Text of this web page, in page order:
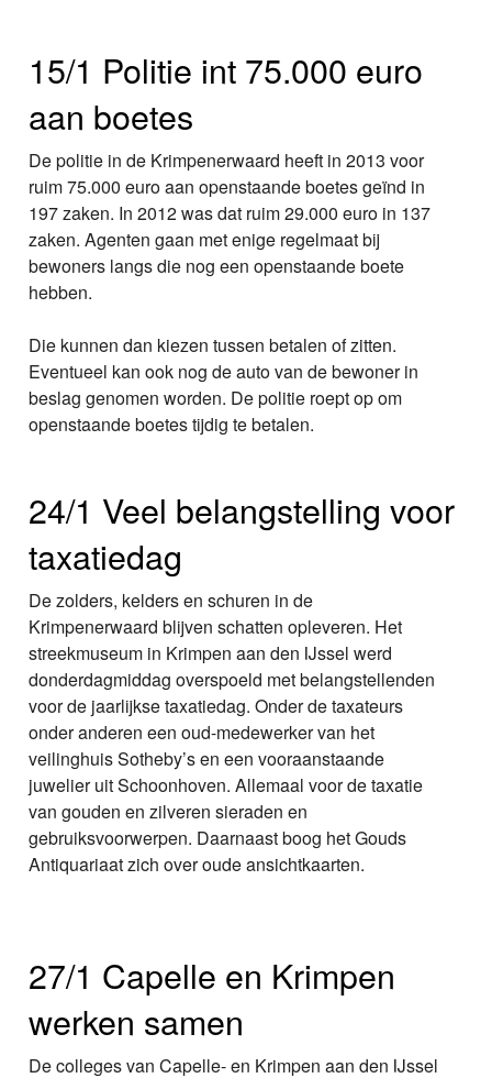
15/1 Politie int 75.000 euro
aan boetes
De politie in de Krimpenerwaard heeft in 2013 voor
ruim 75.000 euro aan openstaande boetes geïnd in
197 zaken. In 2012 was dat ruim 29.000 euro in 137
zaken. Agenten gaan met enige regelmaat bij
bewoners langs die nog een openstaande boete
hebben.
Die kunnen dan kiezen tussen betalen of zitten.
Eventueel kan ook nog de auto van de bewoner in
beslag genomen worden. De politie roept op om
openstaande boetes tijdig te betalen.
24/1 Veel belangstelling voor
taxatiedag
De zolders, kelders en schuren in de
Krimpenerwaard blijven schatten opleveren. Het
streekmuseum in Krimpen aan den IJssel werd
donderdagmiddag overspoeld met belangstellenden
voor de jaarlijkse taxatiedag. Onder de taxateurs
onder anderen een oud-medewerker van het
veilinghuis Sotheby’s en een vooraanstaande
juwelier uit Schoonhoven. Allemaal voor de taxatie
van gouden en zilveren sieraden en
gebruiksvoorwerpen. Daarnaast boog het Gouds
Antiquariaat zich over oude ansichtkaarten.
27/1 Capelle en Krimpen
werken samen
De colleges van Capelle- en Krimpen aan den IJssel